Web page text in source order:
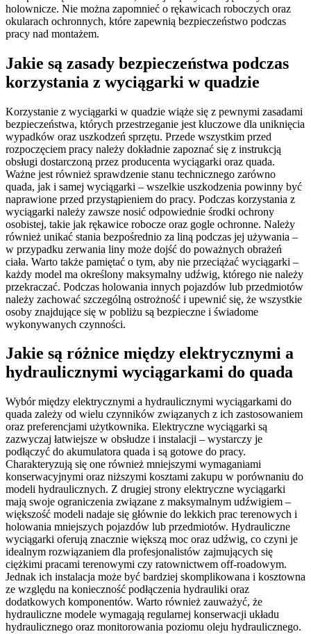
holownicze. Nie można zapomnieć o rękawicach roboczych oraz
okularach ochronnych, które zapewnią bezpieczeństwo podczas
pracy nad montażem.
Jakie są zasady bezpieczeństwa podczas
korzystania z wyciągarki w quadzie
Korzystanie z wyciągarki w quadzie wiąże się z pewnymi zasadami
bezpieczeństwa, których przestrzeganie jest kluczowe dla uniknięcia
wypadków oraz uszkodzeń sprzętu. Przede wszystkim przed
rozpoczęciem pracy należy dokładnie zapoznać się z instrukcją
obsługi dostarczoną przez producenta wyciągarki oraz quada.
Ważne jest również sprawdzenie stanu technicznego zarówno
quada, jak i samej wyciągarki – wszelkie uszkodzenia powinny być
naprawione przed przystąpieniem do pracy. Podczas korzystania z
wyciągarki należy zawsze nosić odpowiednie środki ochrony
osobistej, takie jak rękawice robocze oraz gogle ochronne. Należy
również unikać stania bezpośrednio za liną podczas jej używania –
w przypadku zerwania liny może dojść do poważnych obrażeń
ciała. Warto także pamiętać o tym, aby nie przeciążać wyciągarki –
każdy model ma określony maksymalny udźwig, którego nie należy
przekraczać. Podczas holowania innych pojazdów lub przedmiotów
należy zachować szczególną ostrożność i upewnić się, że wszystkie
osoby znajdujące się w pobliżu są bezpieczne i świadome
wykonywanych czynności.
Jakie są różnice między elektrycznymi a
hydraulicznymi wyciągarkami do quada
Wybór między elektrycznymi a hydraulicznymi wyciągarkami do
quada zależy od wielu czynników związanych z ich zastosowaniem
oraz preferencjami użytkownika. Elektryczne wyciągarki są
zazwyczaj łatwiejsze w obsłudze i instalacji – wystarczy je
podłączyć do akumulatora quada i są gotowe do pracy.
Charakteryzują się one również mniejszymi wymaganiami
konserwacyjnymi oraz niższymi kosztami zakupu w porównaniu do
modeli hydraulicznych. Z drugiej strony elektryczne wyciągarki
mają swoje ograniczenia związane z maksymalnym udźwigiem –
większość modeli nadaje się głównie do lekkich prac terenowych i
holowania mniejszych pojazdów lub przedmiotów. Hydrauliczne
wyciągarki oferują znacznie większą moc oraz udźwig, co czyni je
idealnym rozwiązaniem dla profesjonalistów zajmujących się
ciężkimi pracami terenowymi czy ratownictwem off-roadowym.
Jednak ich instalacja może być bardziej skomplikowana i kosztowna
ze względu na konieczność podłączenia hydrauliki oraz
dodatkowych komponentów. Warto również zauważyć, że
hydrauliczne modele wymagają regularnej konserwacji układu
hydraulicznego oraz monitorowania poziomu oleju hydraulicznego.